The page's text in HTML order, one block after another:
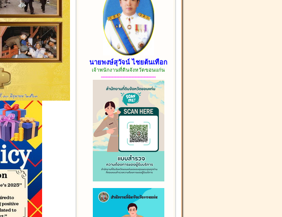
นายพงษ์สุวัจน์ ไชยต้นเทือก
เจ้าพนักงานที่ดินจังหวัดขอนแก่น
------------------------------------